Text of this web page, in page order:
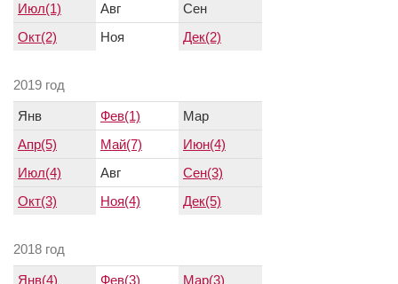
Июл(1)
Авг
Сен
Окт(2)
Ноя Дек(2)
2019 год
Янв Фев(1)
Мар
Апр(5)
Май(7)
Июн(4)
Июл(4)
Авг
Сен(3)
Окт(3)
Ноя(4) Дек(5)
2018 год
Янв(4) Фев(3)
Мар(3)